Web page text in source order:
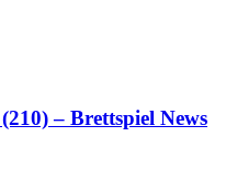
– Brettspiel News